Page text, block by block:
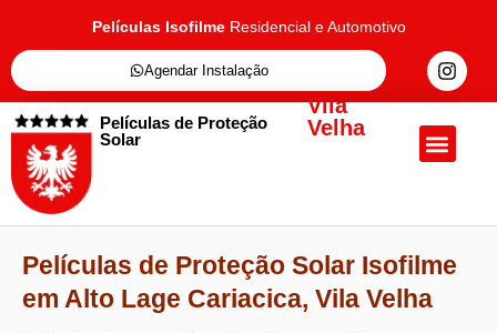
Películas Isofilme Residencial e Automotivo
Agendar Instalação
Películas de Proteção
Solar
Vila
Velha
Películas de Proteção Solar Isofilme
em Alto Lage Cariacica, Vila Velha